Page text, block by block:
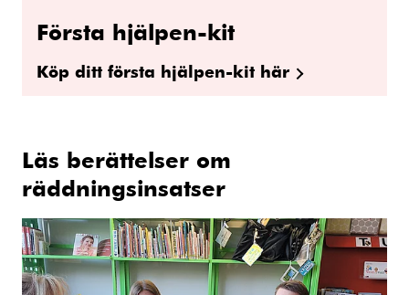
Första hjälpen-kit
Köp ditt första hjälpen-kit här
Läs berättelser om
räddningsinsatser